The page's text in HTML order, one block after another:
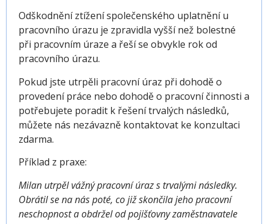
Odškodnění ztížení společenského uplatnění u
pracovního úrazu je zpravidla vyšší než bolestné
při pracovním úraze a řeší se obvykle rok od
pracovního úrazu.
Pokud jste utrpěli pracovní úraz při dohodě o
provedení práce nebo dohodě o pracovní činnosti a
potřebujete poradit k řešení trvalých následků,
můžete nás nezávazně kontaktovat ke konzultaci
zdarma.
Příklad z praxe:
Milan utrpěl vážný pracovní úraz s trvalými následky.
Obrátil se na nás poté, co již skončila jeho pracovní
neschopnost a obdržel od pojišťovny zaměstnavatele